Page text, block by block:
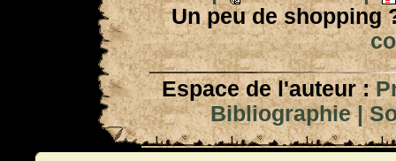
Un peu de shopping
Espace de l'auteur :
Bibliographie|